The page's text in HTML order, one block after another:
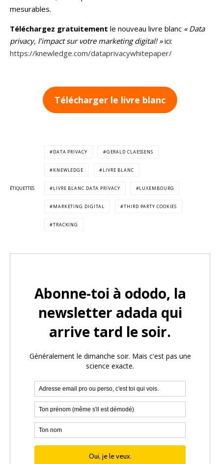
mesurables.
Téléchargez gratuitement le nouveau livre blanc « Data
privacy, l’impact sur votre marketing digital! »ici:
https://knewledge.com/dataprivacywhitepaper/
Télécharger le livre blanc
ÉTIQUETTES
DATA PRIVACY GERALD CLAESSENS
KNEWLEDGE LIVRE BLANC
LIVRE BLANC DATA PRIVACY LUXEMBOURG
MARKETING DIGITAL THIRD PARTY COOKIES
TRACKING